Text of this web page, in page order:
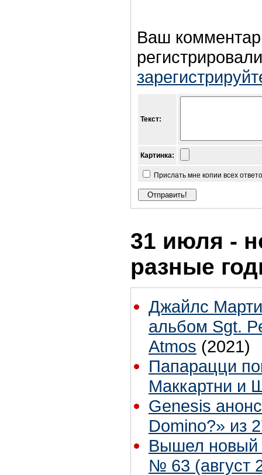
Ваш
Текст:
Картинка:
Прислать мне копии всех
31 июля -
разные
Джайлс
альбом Sgt.
Atmos (2021)
Папарацци
Маккартни и
Genesis
Domino?» из
Вышел новый
№ 63 (август